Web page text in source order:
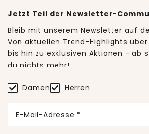
Jetzt Teil der Newsletter-
Bleib mit unserem Newsletter auf
Von aktuellen Trend-Highlights
bis hin zu exklusiven Aktionen - ab
du nichts mehr!
Damen Herren
E-Mail-Adresse *